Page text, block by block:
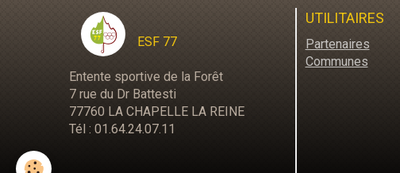
ESF 77
Entente sportive de la Forêt
7 rue du Dr Battesti
77760 LA CHAPELLE LA REINE
Tél : 01.64.24.07.11
UTILITAIRES
Partenaires
Communes